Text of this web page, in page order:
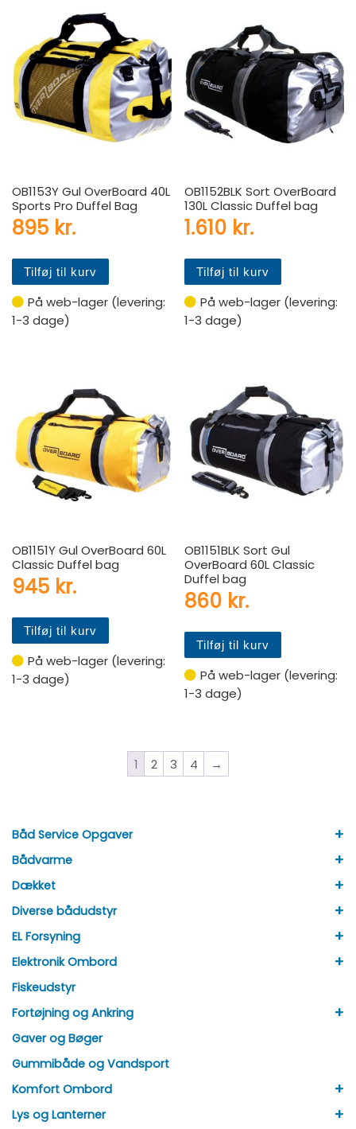
OB1153Y Gul OverBoard 40L
Sports Pro Duffel Bag
895 kr.
Tilføj til kurv
På web-lager (levering:
1-3 dage)
OB1152BLK Sort OverBoard
130L Classic Duffel bag
1.610 kr.
Tilføj til kurv
På web-lager (levering:
1-3 dage)
OB1151Y Gul OverBoard 60L
Classic Duffel bag
945 kr.
Tilføj til kurv
På web-lager (levering:
1-3 dage)
OB1151BLK Sort Gul
OverBoard 60L Classic
Duffel bag
860 kr.
Tilføj til kurv
På web-lager (levering:
1-3 dage)
1 2 3 4 →
Båd Service Opgaver +
Bådvarme +
Dækket +
Diverse bådudstyr +
EL Forsyning +
Elektronik Ombord +
Fiskeudstyr
Fortøjning og Ankring
+
Gaver og Bøger
Gummibåde og Vandsport
Komfort Ombord
+
Lys og Lanterner +